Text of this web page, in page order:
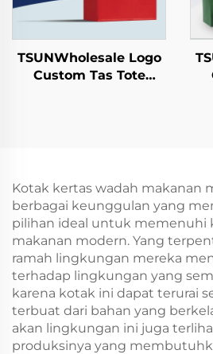
TSUNWholesale Logo
Custom Tas Tote
Kerajinan
Kotak kertas wadah makanan
berbagai keunggulan yang
pilihan ideal untuk memenuhi
makanan modern. Yang
ramah lingkungan mereka
terhadap lingkungan yang
karena kotak ini dapat terurai
terbuat dari bahan yang
akan lingkungan ini juga
produksinya yang